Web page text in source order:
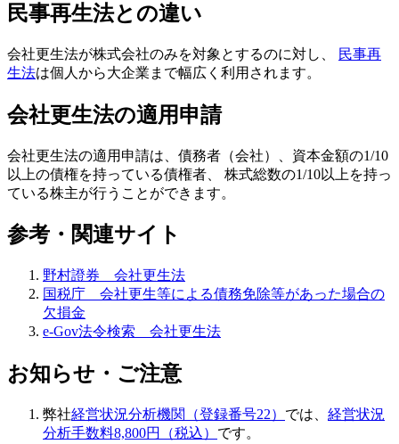
民事再生法との違い
会社更生法が株式会社のみを対象 とするのに対し、
民事再
生法は個人から大企業まで幅広く利用されます。
会社更生法の適用申請
会社更生法の適用申請は、債務者（会社）、資本金額の1/10
以上の債権を持っている債権者、 株式総数の1/10以上を持っ
ている株主が行うことができます。
参考・関連サイト
野村證券 会社更生法
国税庁 会社更生等による債務免除等があった場合の
欠損金
e-Gov法令検索 会社更生法
お知らせ・ご注意
弊社経営状況分析機関（登録番号22） では、 経営状況
分析手数料8,800円（税込） です。